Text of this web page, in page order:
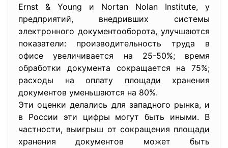
Ernst & Young и Nortan Nolan Institute, у
предприятий, внедривших системы
электронного документооборота, улучшаются
показатели: производительность труда в
офисе увеличивается на 25-50%; время
обработки документа сокращается на 75%;
расходы на оплату площади хранения
документов уменьшаются на 80%.
Эти оценки делались для западного рынка, и
в России эти цифры могут быть иными. В
частности, выигрыш от сокращения площади
хранения документов может быть